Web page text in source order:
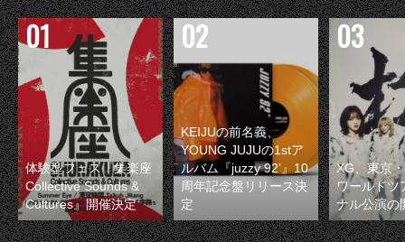
体験型フェス『集楽座
Collective Sounds &
Cultures』開催決定
KEIJUの前名義、
YOUNG JUJUの1stア
ルバム『juzzy 92’』10
周年記念盤リリース決
定
XG、東京
ワールドツ
ナル公演の